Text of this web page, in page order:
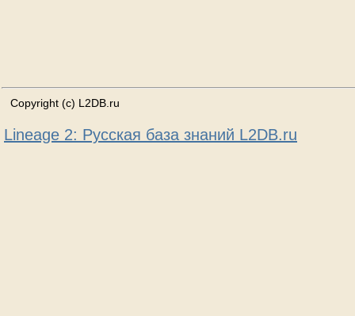
Copyright (c) L2DB.ru
Lineage 2: Русская база знаний L2DB.ru